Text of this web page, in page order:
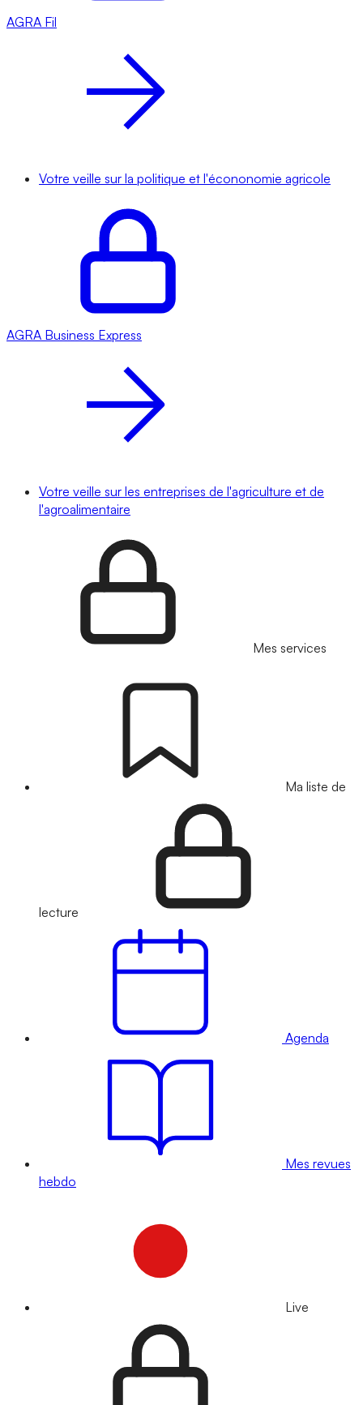
AGRA Fil
Votre veille sur la politique et l'écononomie agricole
AGRA Business Express
Votre veille sur les entreprises de l'agriculture et de
l'agroalimentaire
Mes services
Ma liste de
lecture
Agenda
Mes revues
hebdo
Live